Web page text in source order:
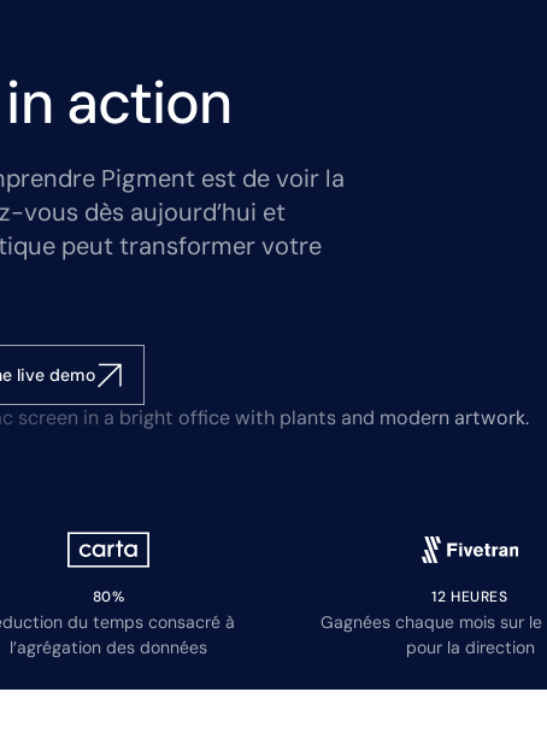
action
Pigment est de voir la
vous dès aujourd’hui et
peut transformer votre
live demo
80%
du temps consacré à
l’agrégation des données
12 HEURES
Gagnées chaque mois sur
pour la direction